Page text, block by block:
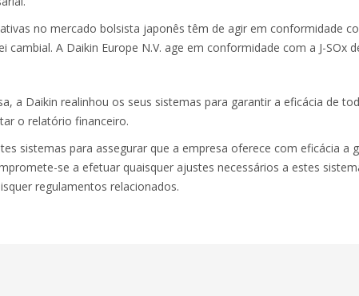
no mercado bolsista japonês têm de agir em conformidade
A Daikin Europe N.V. age em conformidade com a J-SOx
a Daikin realinhou os seus sistemas para garantir a eficácia de
o relatório financeiro.
sistemas para assegurar que a empresa oferece com eficácia a
se a efetuar quaisquer ajustes necessários a estes
regulamentos relacionados.